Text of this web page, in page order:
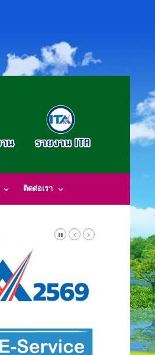
ติดต่อเรา